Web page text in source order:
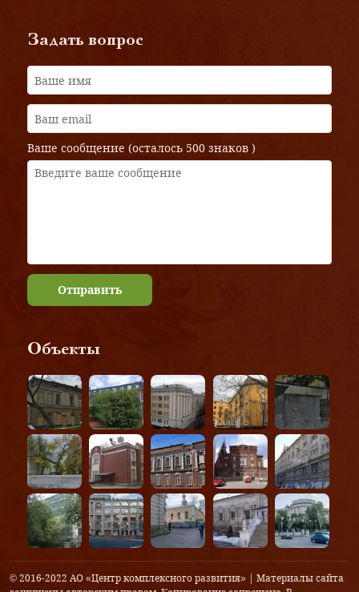
Задать вопрос
Ваше сообщение (осталось 500 знаков )
Отправить
Объекты
© 2016-2022 АО «Центр комплексного развития» | Материалы сайта